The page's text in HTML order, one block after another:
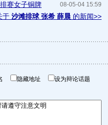
08-05-04 15:59
赛女子铜牌
于 沙滩排球 张希 薛晨 的新闻>>
隐藏地址 设为辩论话题